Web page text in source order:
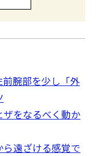
腕部を少し「外
をなるべく動か
遠ざける感覚で